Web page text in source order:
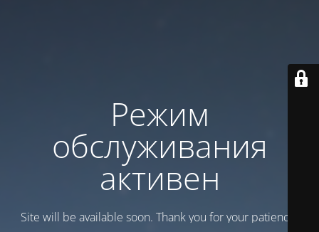
Режим
обслуживания
активен
Site will be available soon. Thank you for your patience!